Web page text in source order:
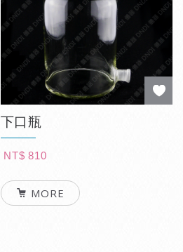
下口瓶
NT$ 810
MORE